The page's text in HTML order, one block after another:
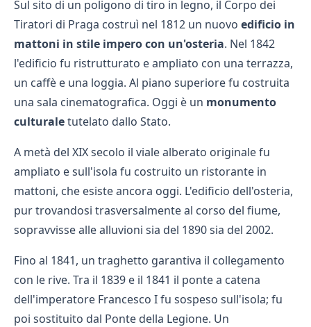
Sul sito di un poligono di tiro in legno, il Corpo dei
Tiratori di Praga costruì nel 1812 un nuovo edificio in
mattoni in stile impero con un'osteria. Nel 1842
l'edificio fu ristrutturato e ampliato con una terrazza,
un caffè e una loggia. Al piano superiore fu costruita
una sala cinematografica. Oggi è un monumento
culturaletutelato dallo Stato.
A metà del XIX secolo il viale alberato originale fu
ampliato e sull'isola fu costruito un ristorante in
mattoni, che esiste ancora oggi. L'edificio dell'osteria,
pur trovandosi trasversalmente al corso del fiume,
sopravvisse alle alluvioni sia del 1890 sia del 2002.
Fino al 1841, un traghetto garantiva il collegamento
con le rive. Tra il 1839 e il 1841 il ponte a catena
dell'imperatore Francesco I fu sospeso sull'isola; fu
poi sostituito dal Ponte della Legione. Un